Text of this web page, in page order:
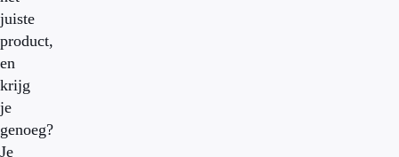
juiste
product,
en
krijg
je
genoeg?
Je